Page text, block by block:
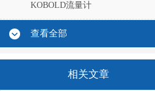
KOBOLD流量计
查看全部
相关文章